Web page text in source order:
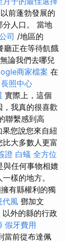
前蓬勃發展的
分人口。 當地
司 /地區的
廳正在等待飢餓
論我們去哪兒
商家檔案 在
長照中心
實際上，這個
我真的很喜歡
聯繫感到高
果您說您來自紐
大多數人更富
證 白蟻 全方位
與任何事物相媲
樣的地方。
有縣權利的獨
代風 鄧加文
外的縣的行政
假牙費用
當前從布達佩